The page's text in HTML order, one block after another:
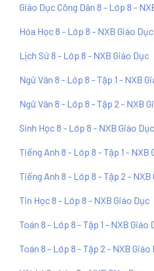
Giáo Dục Công Dân 8 - Lớp 8 -
Hóa Học 8 - Lớp 8 - NXB Giáo Dục
Lịch Sử 8 - Lớp 8 - NXB Giáo Dục
Ngữ Văn 8 - Lớp 8 - Tập 1 - NXB
Ngữ Văn 8 - Lớp 8 - Tập 2 - NXB
Sinh Học 8 - Lớp 8 - NXB Giáo Dục
Tiếng Anh 8 - Lớp 8 - Tập 1 - NXB
Tiếng Anh 8 - Lớp 8 - Tập 2 - NXB
Tin Học 8 - Lớp 8 - NXB Giáo Dục
Toán 8 - Lớp 8 - Tập 1 - NXB Giáo
Toán 8 - Lớp 8 - Tập 2 - NXB Giáo